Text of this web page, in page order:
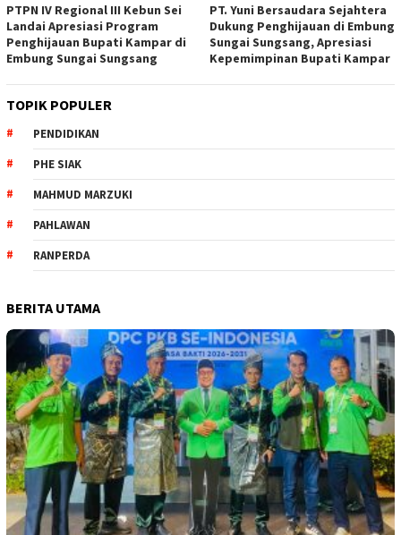
PTPN IV Regional III Kebun Sei
Landai Apresiasi Program
Penghijauan Bupati Kampar di
Embung Sungai Sungsang
PT. Yuni Bersaudara Sejahtera
Dukung Penghijauan di Embung
Sungai Sungsang, Apresiasi
Kepemimpinan Bupati Kampar ‎
TOPIK POPULER
PENDIDIKAN
PHE SIAK
MAHMUD MARZUKI
PAHLAWAN
RANPERDA
BERITA UTAMA